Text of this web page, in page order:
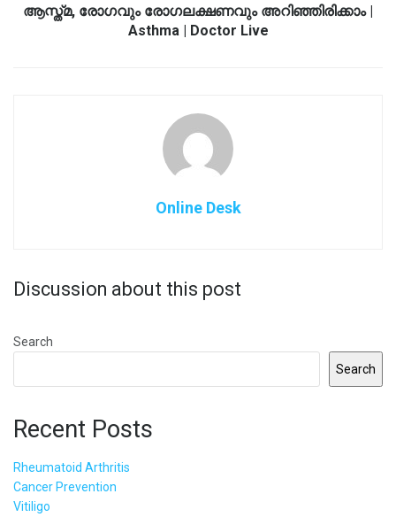
ആസ്ത്മ, രോഗവും രോഗലക്ഷണവും അറിഞ്ഞിരിക്കാം |
Asthma | Doctor Live
Online Desk
Discussion about this post
Search
Search
Recent Posts
Rheumatoid Arthritis
Cancer Prevention
Vitiligo